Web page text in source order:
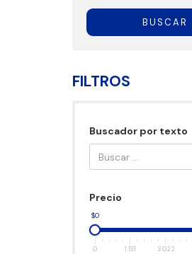
BUSCAR
FILTROS
Buscador por texto
Precio
$0
0 1 511 3 022